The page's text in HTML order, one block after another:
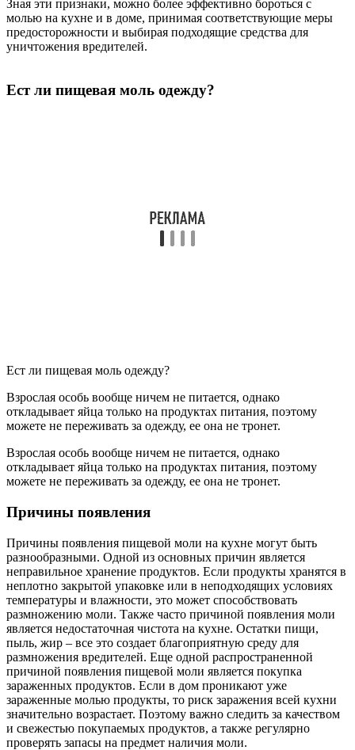
Зная эти признаки, можно более эффективно бороться с
молью на кухне и в доме, принимая соответствующие меры
предосторожности и выбирая подходящие средства для
уничтожения вредителей.
Ест ли пищевая моль одежду?
Ест ли пищевая моль одежду?
Взрослая особь вообще ничем не питается, однако
откладывает яйца только на продуктах питания, поэтому
можете не переживать за одежду, ее она не тронет.
Взрослая особь вообще ничем не питается, однако
откладывает яйца только на продуктах питания, поэтому
можете не переживать за одежду, ее она не тронет.
Причины появления
Причины появления пищевой моли на кухне могут быть
разнообразными. Одной из основных причин является
неправильное хранение продуктов. Если продукты хранятся в
неплотно закрытой упаковке или в неподходящих условиях
температуры и влажности, это может способствовать
размножению моли. Также часто причиной появления моли
является недостаточная чистота на кухне. Остатки пищи,
пыль, жир – все это создает благоприятную среду для
размножения вредителей. Еще одной распространенной
причиной появления пищевой моли является покупка
зараженных продуктов. Если в дом проникают уже
зараженные молью продукты, то риск заражения всей кухни
значительно возрастает. Поэтому важно следить за качеством
и свежестью покупаемых продуктов, а также регулярно
проверять запасы на предмет наличия моли.